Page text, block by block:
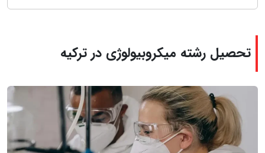
تحصیل رشته میکروبیولوژی در ترکیه